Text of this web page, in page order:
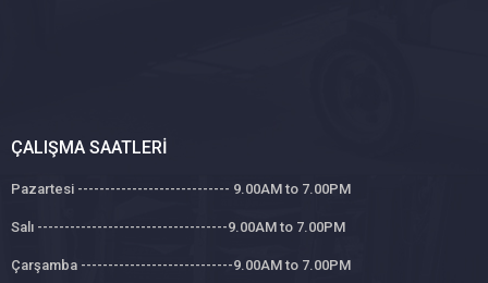
ÇALIŞMA SAATLERI
Pazartesi ---------------------------- 9.00AM to 7.00PM
Salı -----------------------------------9.00AM to 7.00PM
Çarşamba ----------------------------9.00AM to 7.00PM